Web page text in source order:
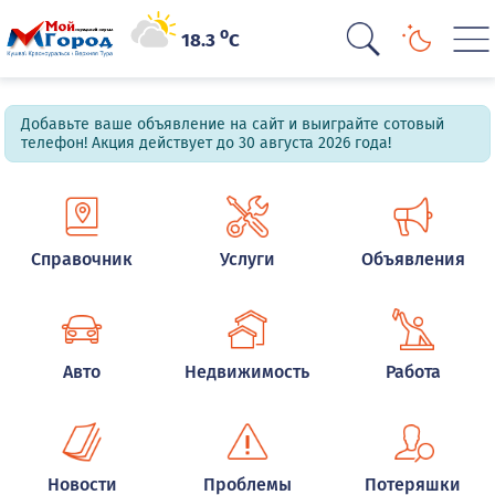
18.3oC
Добавьте ваше объявление на сайт и выиграйте сотовый
телефон! Акция действует до 30 августа 2026 года!
Справочник Услуги Объявления
Авто Недвижимость Работа
Новости Проблемы Потеряшки